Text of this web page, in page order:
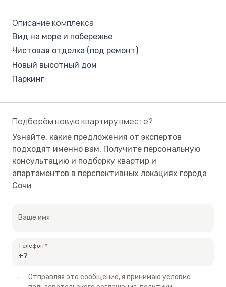
Описание комплекса
Вид на море и побережье
Чистовая отделка (под ремонт)
Новый высотный дом
Паркинг
2-х ур. квартира на ул. Бамбуковой с панорамным
видом на морское побережье и город с высоты 16-
го этажа. В квартире установлены межкомнатные
перегородки, стены оштукатурены и
ошпаклёваны, выполнена разводка электрики до
Подберём новую квартиру вместе?
Узнайте, какие предложения от экспертов
подходят именно вам. Получите персональную
консультацию и подборку квартир и
апартаментов в перспективных локациях города
Сочи
Ваше имя
Телефон
Отправляя это сообщение, я принимаю условие